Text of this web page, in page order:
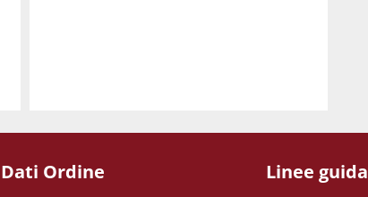
Dati Ordine Linee guida